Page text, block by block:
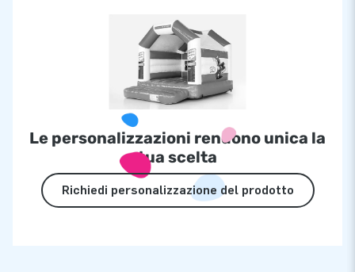
Le personalizzazioni rendono unica la
tua scelta
Richiedi personalizzazione del prodotto